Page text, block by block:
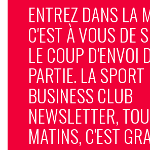
ENTREZ DANS LA
C'EST À VOUS DE
LE COUP D'ENVOI
PARTIE. LA SPORT
BUSINESS CLUB
NEWSLETTER,
MATINS, C'EST